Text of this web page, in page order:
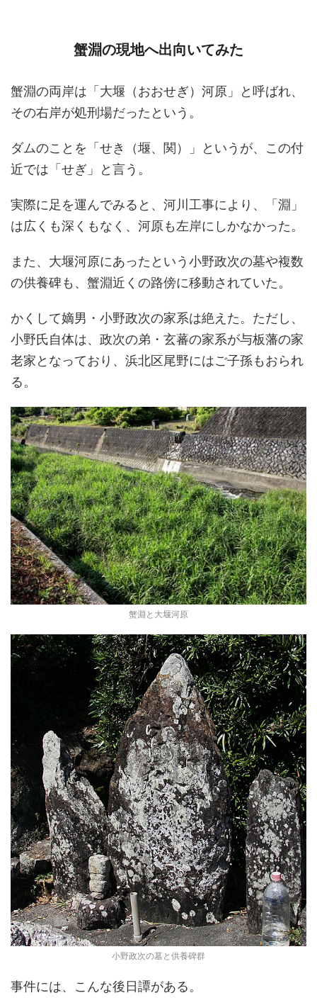
蟹淵の現地へ出向いてみた
蟹淵の両岸は「大堰（おおせぎ）河原」と呼ばれ、
その右岸が処刑場だったという。
ダムのことを「せき（堰、関）」というが、この付
近では「せぎ」と言う。
実際に足を運んでみると、河川工事により、「淵」
は広くも深くもなく、河原も左岸にしかなかった。
また、大堰河原にあったという小野政次の墓や複数
の供養碑も、蟹淵近くの路傍に移動されていた。
かくして嫡男・小野政次の家系は絶えた。ただし、
小野氏自体は、政次の弟・玄蕃の家系が与板藩の家
老家となっており、浜北区尾野にはご子孫もおられ
る。
蟹淵と大堰河原
小野政次の墓と供養碑群
事件には、こんな後日譚がある。